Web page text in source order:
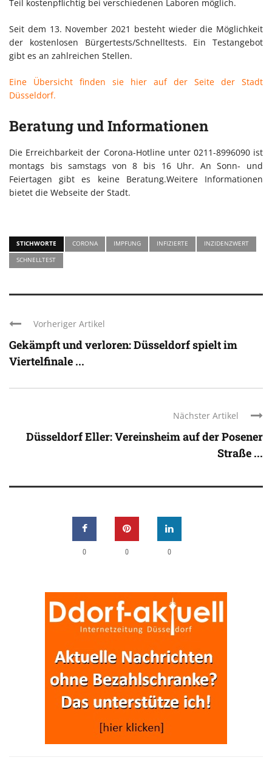
Teil kostenpflichtig bei verschiedenen Laboren möglich.
Seit dem 13. November 2021 besteht wieder die Möglichkeit
der kostenlosen Bürgertests/Schnelltests. Ein Testangebot
gibt es an zahlreichen Stellen.
Eine Übersicht finden sie hier auf der Seite der Stadt
Düsseldorf.
Beratung und Informationen
Die Erreichbarkeit der Corona-Hotline unter 0211-8996090 ist
montags bis samstags von 8 bis 16 Uhr. An Sonn- und
Feiertagen gibt es keine Beratung.Weitere Informationen
bietet die Webseite der Stadt.
STICHWORTE CORONA IMPFUNG INFIZIERTE
INZIDENZWERT
SCHNELLTEST
Vorheriger Artikel
Gekämpft und verloren: Düsseldorf spielt im
Viertelfinale ...
Nächster Artikel
Düsseldorf Eller: Vereinsheim auf der Posener
Straße ...
0 0 0